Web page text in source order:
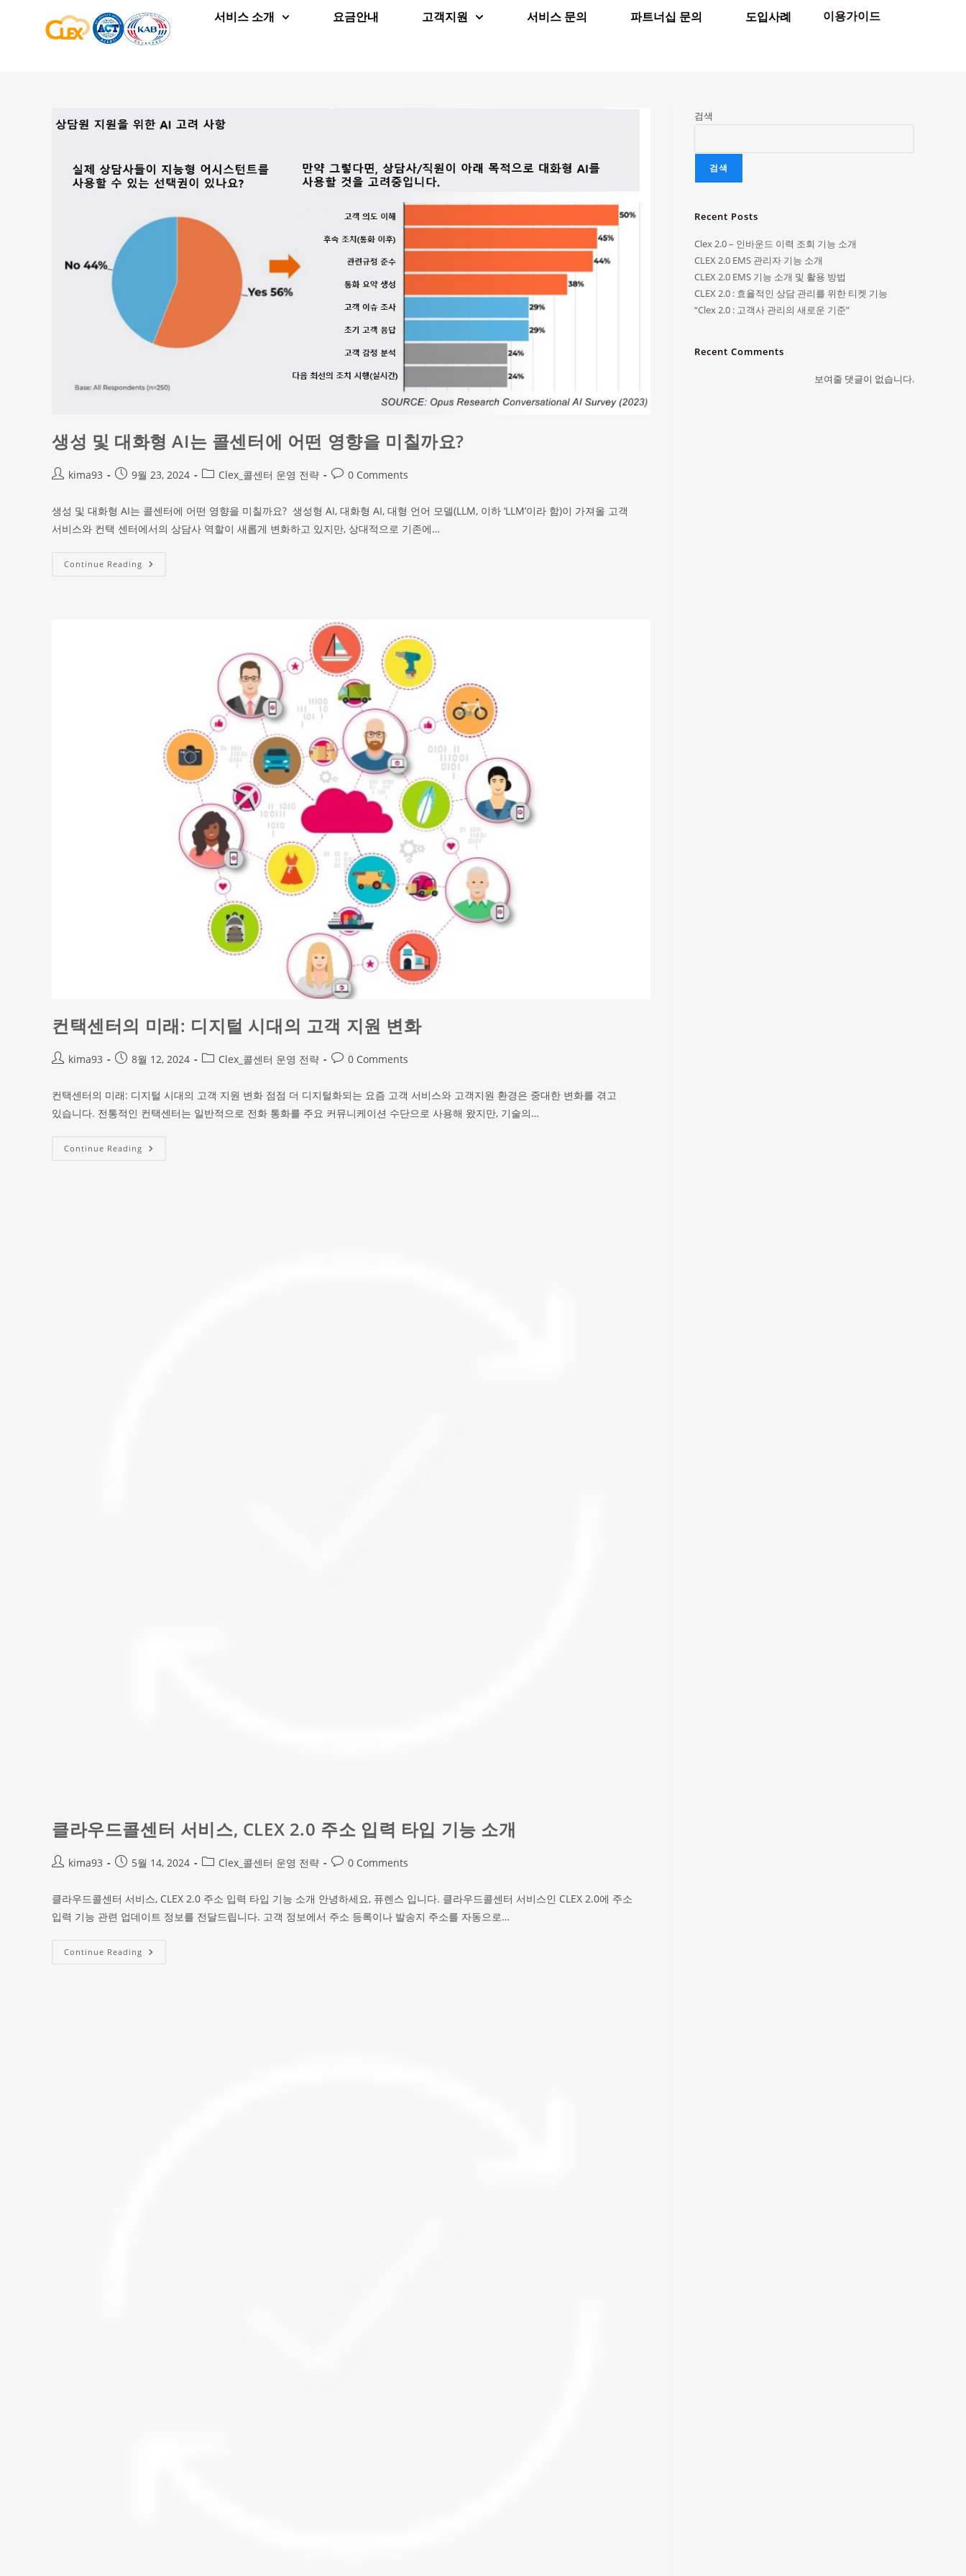
서비스 소개 요금안내 고객지원 서비스 문의 파트너십 문의 도입사례 이용가이드
생성 및 대화형 AI는 콜센터에 어떤 영향을 미칠까요?
kima93 9월 23, 2024 Clex_콜센터 운영 전략 0 Comments
생성 및 대화형 AI는 콜센터에 어떤 영향을 미칠까요? 생성형 AI, 대화형 AI, 대형 언어 모델(LLM, 이하 ‘LLM’이라 함)이 가져올 고객
서비스와 컨택 센터에서의 상담사 역할이 새롭게 변화하고 있지만, 상대적으로 기존에…
Continue Reading
컨택센터의 미래: 디지털 시대의 고객 지원 변화
kima93 8월 12, 2024 Clex_콜센터 운영 전략 0 Comments
컨택센터의 미래: 디지털 시대의 고객 지원 변화 점점 더 디지털화되는 요즘 고객 서비스와 고객지원 환경은 중대한 변화를 겪고
있습니다. 전통적인 컨택센터는 일반적으로 전화 통화를 주요 커뮤니케이션 수단으로 사용해 왔지만, 기술의…
Continue Reading
클라우드콜센터 서비스, CLEX 2.0 주소 입력 타입 기능 소개
kima93 5월 14, 2024 Clex_콜센터 운영 전략 0 Comments
클라우드콜센터 서비스, CLEX 2.0 주소 입력 타입 기능 소개 안녕하세요, 퓨렌스 입니다.​​ 클라우드콜센터 서비스인 CLEX 2.0에 주소
입력 기능 관련 업데이트 정보를 전달드립니다.​ 고객 정보에서 주소 등록이나 발송지 주소를 자동으로…
Continue Reading
검색
검색
Recent Posts
Clex 2.0 – 인바운드 이력 조회 기능 소개
CLEX 2.0 EMS 관리자 기능 소개
CLEX 2.0 EMS 기능 소개 및 활용 방법
CLEX 2.0 : 효율적인 상담 관리를 위한 티켓 기능
“Clex 2.0 : 고객사 관리의 새로운 기준”
Recent Comments
보여줄 댓글이 없습니다.